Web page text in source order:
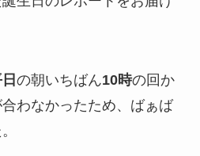
の朝いちばん10時の回か
わなかったため、ばぁば